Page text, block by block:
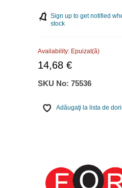
Sign up to get notified
stock
Availability: Epuizat(ă)
14,68 €
SKU No: 75536
Adăugaţi la lista de